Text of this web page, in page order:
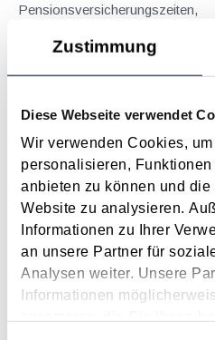
Zustimmung
Diese Webseite verwendet
Wir verwenden Cookies,
personalisieren,
anbieten zu können und
Website zu analysieren.
Informationen zu Ihrer
an unsere Partner für
Analysen weiter. Unsere
Informationen
Renten und...
Immobilienertragsteuer
Juli 2023
Ein Steuerpflichtiger hatte im
(Miteigentumsanteil an
Privatvermögen
Immobilienertragsteuer
sogenanntes
Berechnung...